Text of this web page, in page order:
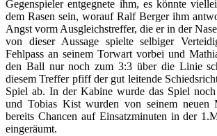
Gegenspieler entgegnete ihm, es könnte
dem Rasen sein, worauf Ralf Berger ihm
Angst vorm Ausgleichstreffer, die er in der
von dieser Aussage spielte selbiger
Fehlpass an seinem Torwart vorbei und
den Ball nur noch zum 3:3 über die Linie
diesem Treffer pfiff der gut leitende
Spiel ab. In der Kabine wurde das Spiel
und Tobias Kist wurden von seinem neuen
bereits Chancen auf Einsatzminuten in der
eingeräumt.